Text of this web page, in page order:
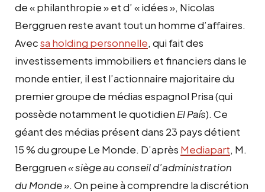
de « philanthropie » et d’ « idées », Nicolas
Berggruen reste avant tout un homme d’affaires.
Avecsa holding personnelle, qui fait des
investissements immobiliers et financiers dans le
monde entier, il est l’actionnaire majoritaire du
premier groupe de médias espagnol Prisa (qui
possède notamment le quotidien El País). Ce
géant des médias présent dans 23 pays détient
15 % du groupe Le Monde. D’après Mediapart, M.
Berggruen« siège au conseil d’administration
du Monde ». On peine à comprendre la discrétion